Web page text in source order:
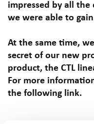
impressed by all the
we were able to
At the same time,
secret of our new
product, the CTL
For more
the following link.